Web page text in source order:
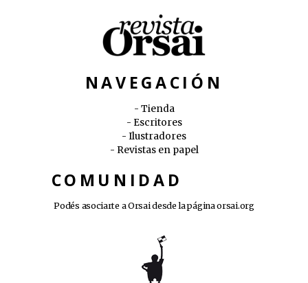
NAVEGACIÓN
Tienda
Escritores
Ilustradores
Revistas en papel
COMUNIDAD
Podés asociarte a Orsai desde la páginaorsai.org